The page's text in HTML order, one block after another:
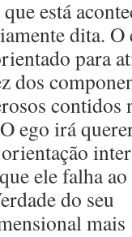
está
dita. O
para
dos
contidos
ego irá
ele falha ao
do seu
mais